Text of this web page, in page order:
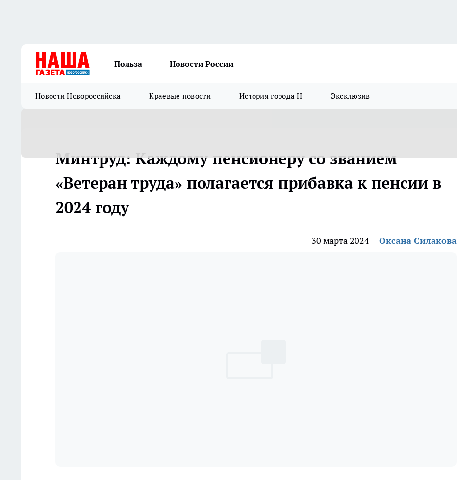
Польза Новости России
Новости Новороссийска Краевые новости История города Н Эксклюзив
Минтруд: Каждому пенсионеру со званием
«Ветеран труда» полагается прибавка к пенсии в
2024 году
30 марта 2024 Оксана Силакова